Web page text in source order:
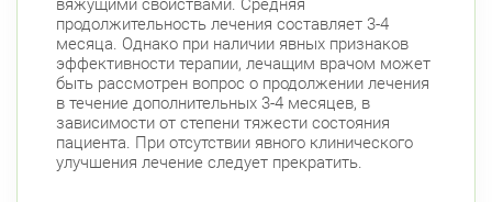
вяжущими свойствами. Средняя
продолжительность лечения составляет 3-4
месяца. Однако при наличии явных признаков
эффективности терапии, лечащим врачом может
быть рассмотрен вопрос о продолжении лечения
в течение дополнительных 3-4 месяцев, в
зависимости от степени тяжести состояния
пациента. При отсутствии явного клинического
улучшения лечение следует прекратить.